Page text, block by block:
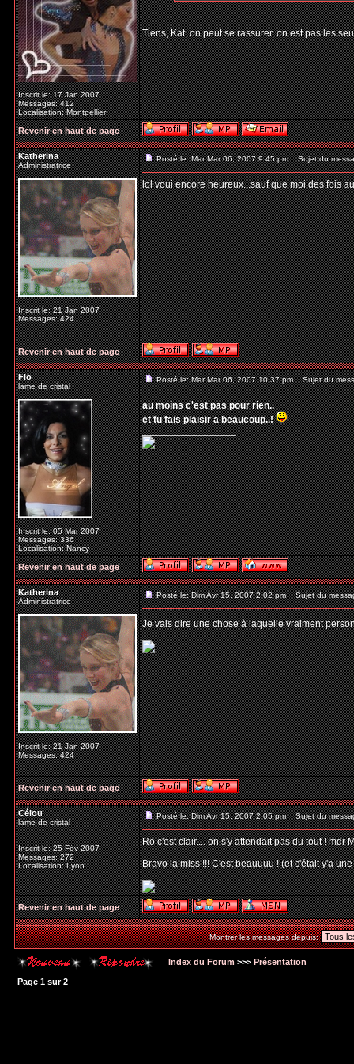
Inscrit le: 17 Jan 2007
Messages: 412
Localisation: Montpellier
Tiens, Kat, on peut se rassurer, on est pas les
Revenir en haut de page
Katherina
Administratrice
Inscrit le: 21 Jan 2007
Messages: 424
Posté le: Mar Mar 06, 2007 9:45 pm Sujet du
lol voui encore heureux...sauf que moi des fois
Revenir en haut de page
Flo
lame de cristal
Inscrit le: 05 Mar 2007
Messages: 336
Localisation: Nancy
Posté le: Mar Mar 06, 2007 10:37 pm Sujet du
au moins c'est pas pour rien..
et tu fais plaisir a beaucoup..!
_________________
Revenir en haut de page
Katherina
Administratrice
Inscrit le: 21 Jan 2007
Messages: 424
Posté le: Dim Avr 15, 2007 2:02 pm Sujet du
Je vais dire une chose à laquelle vraiment
_________________
Revenir en haut de page
Célou
lame de cristal
Inscrit le: 25 Fév 2007
Messages: 272
Localisation: Lyon
Posté le: Dim Avr 15, 2007 2:05 pm Sujet du
Ro c'est clair.... on s'y attendait pas du tout !
Bravo la miss !!! C'est beauuuu ! (et c'était y'a
_________________
Revenir en haut de page
Montrer les messages depuis:
Index du Forum >>> Présentation
Page 1 sur2